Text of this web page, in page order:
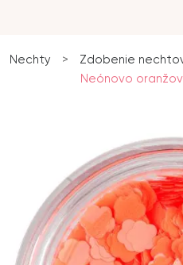
Nechty > Zdobenie
Neónovo